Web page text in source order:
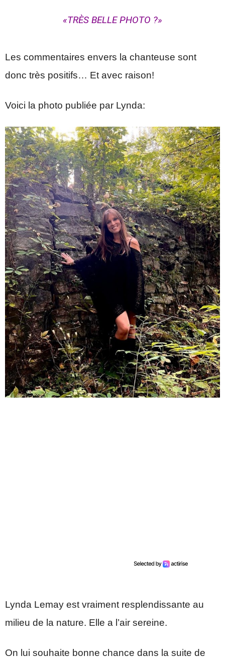
«TRÈS BELLE PHOTO ?»
Les commentaires envers la chanteuse sont
donc très positifs… Et avec raison!
Voici la photo publiée par Lynda:
Lynda Lemay est vraiment resplendissante au
milieu de la nature. Elle a l’air sereine.
On lui souhaite bonne chance dans la suite de